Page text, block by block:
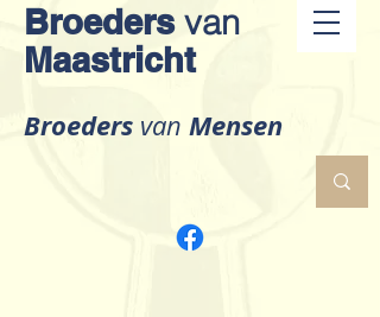
Broeders van
Maastricht
Broeders van Mensen